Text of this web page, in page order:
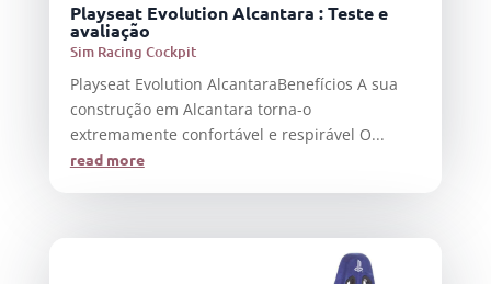
Playseat Evolution Alcantara : Teste e
avaliação
Sim Racing Cockpit
Playseat Evolution AlcantaraBenefícios A sua
construção em Alcantara torna-o
extremamente confortável e respirável O...
read more